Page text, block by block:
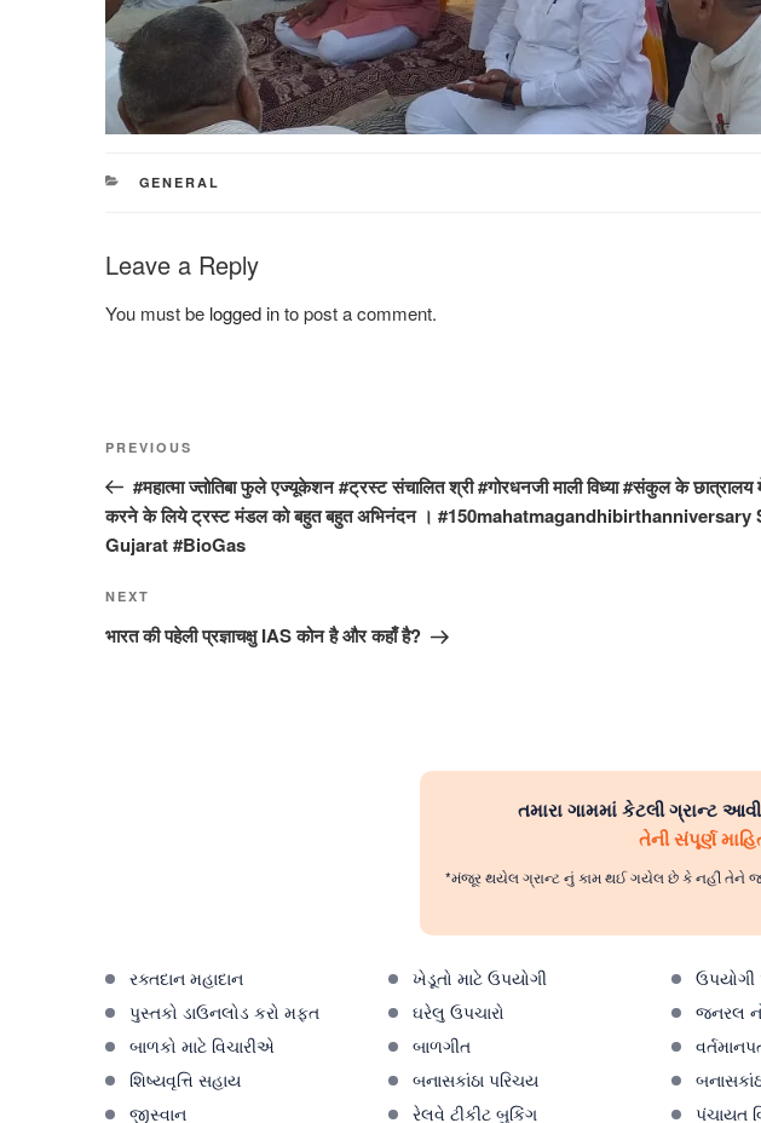
CATEGORIES
GENERAL
Leave a Reply
You must be logged into post a comment.
Post
navigation
Previous
Post
PREVIOUS
#महात्मा ज्तोतिबा फुले एज्यूकेशन #ट्रस्ट संचालित श्री #गोरधनजी माली विध्या #संकुल के
करने के लिये ट्रस्ट मंडल को बहुत बहुत अभिनंदन ।
Gujarat #BioGas
Next
Post
NEXT
भारत की पहेली प्रज्ञाचक्षु IAS कोन है और कहाँ है?
તમારા ગામમાં કેટલી ગ્રાન્ટ
તેની સંપૂર્ણ
*મંજૂર થયેલ ગ્રાન્ટ નું કામ થઈ ગયેલ છે કે નહીં તેને
રક્તદાન મહાદાન ખેડૂતો માટે ઉપયોગી
પુસ્તકો ડાઉનલોડ કરો મફત
ઘરેલુ ઉપચારો જનરલ
બાળકો માટે વિચારીએ
બાળગીત
શિષ્યવૃત્તિ સહાય
બનાસકાંઠા પરિચય
જીસ્વાન
રેલવે ટીકીટ બુકિંગ પંચાયત